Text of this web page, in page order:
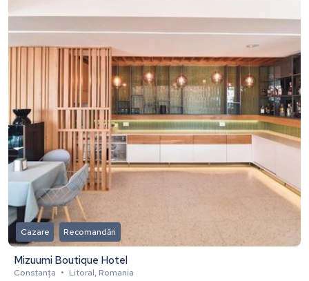
Cazare Recomandări
Mizuumi Boutique Hotel
Constanța • Litoral, Romania